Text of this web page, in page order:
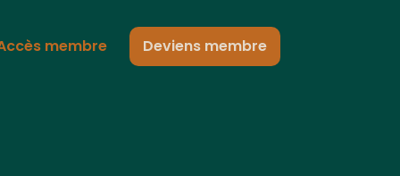
membre Deviens membre